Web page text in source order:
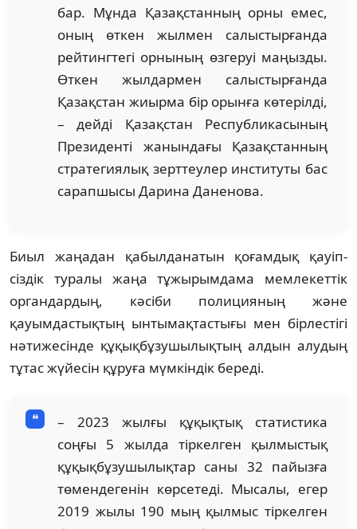
бар. Мұнда Қазақстанның орны емес,
оның өткен жылмен салыстырғанда
рей­тингтегі орнының өзгеруі маңызды.
Өткен жыл­дармен са­лыстырғанда
Қазақстан жиырма бір орынға кө­терілді,
– дейді Қазақстан Респуб­ли­касының
Пре­зиденті жанындағы Қазақстан­ның
страте­ги­я­лық зерттеулер институты бас
сарапшысы Дарина Даненова.
Биыл жаңадан қабылданатын қоғамдық қауіп­­
сіздік туралы жаңа тұжырымдама мем­лекеттік
органдардың, кәсіби полицияның жә­­не
қауымдастықтың ынтымақтастығы мен бір­­лестігі
нәтижесінде құқықбұзушылықтың ал­дын алудың
тұтас жүйесін құруға мүмкіндік бере­ді.
– 2023 жылғы құқықтық статистика
соңғы 5 жылда тіркелген қылмыстық
құқық­бұзушы­лық­тар саны 32 пайызға
төмендегенін көрсетеді. Мы­­салы, егер
2019 жылы 190 мың қылмыс тір­кел­­ген